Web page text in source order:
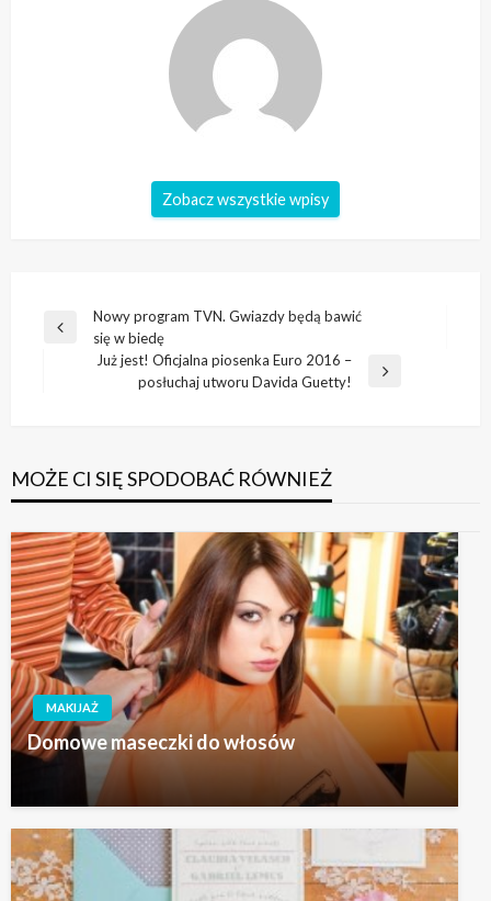
Zobacz wszystkie wpisy
Nawigacja
wpisu
Poprzedni
Nowy program TVN. Gwiazdy będą bawić
się w biedę
Już jest! Oficjalna piosenka Euro 2016 –
posłuchaj utworu Davida Guetty!
MOŻE CI SIĘ SPODOBAĆ RÓWNIEŻ
MAKIJAŻ
Domowe maseczki do włosów